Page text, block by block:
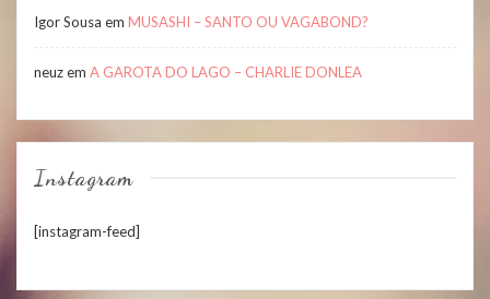
Igor Sousa em MUSASHI – SANTO OU VAGABOND?
neuzem A GAROTA DO LAGO – CHARLIE DONLEA
Instagram
[instagram-feed]